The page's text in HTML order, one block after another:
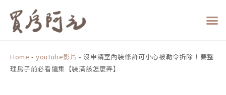
Home -youtube影片 -沒申請室內裝修許可小心被勒令拆除！要整
理房子前必看這集【裝潢該怎麼弄】